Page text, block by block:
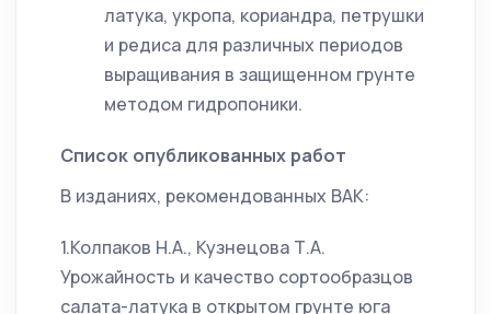
латука, укропа, кориандра, петрушки
и редиса для различных периодов
выращивания в защищенном грунте
методом гидропоники.
Список опубликованных работ
В изданиях, рекомендованных ВАК:
1.Колпаков Н.А., Кузнецова Т.А.
Урожайность и качество сортообразцов
салата-латука в открытом грунте юга